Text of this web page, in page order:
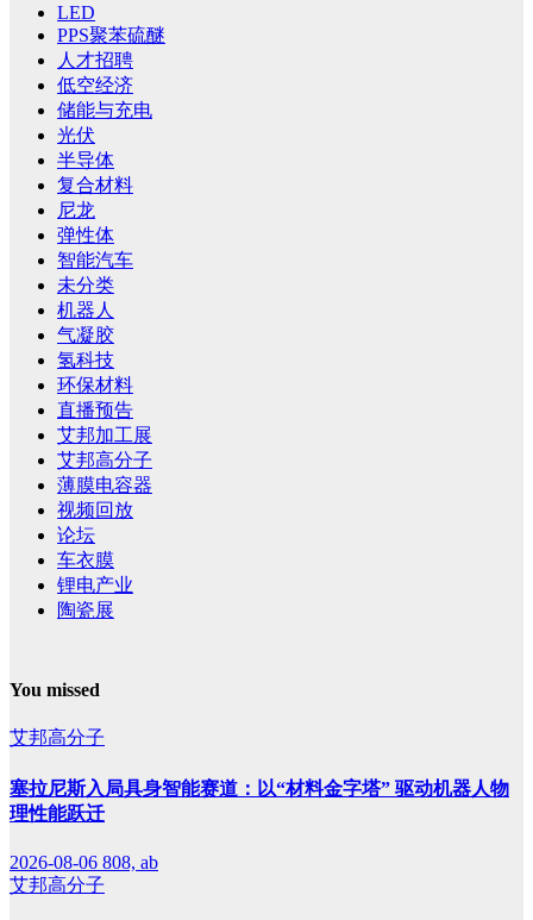
LED
PPS聚苯硫醚
人才招聘
低空经济
储能与充电
光伏
半导体
复合材料
尼龙
弹性体
智能汽车
未分类
机器人
气凝胶
氢科技
环保材料
直播预告
艾邦加工展
艾邦高分子
薄膜电容器
视频回放
论坛
车衣膜
锂电产业
陶瓷展
You missed
艾邦高分子
塞拉尼斯入局具身智能赛道：以“材料金字塔” 驱动机器人物
理性能跃迁
2026-08-06 808, ab
艾邦高分子